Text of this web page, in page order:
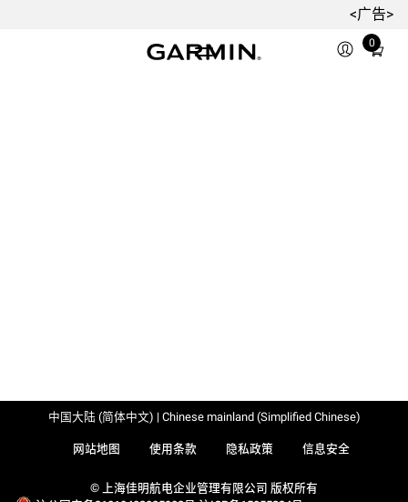
<广告>
0
Total
© 上海佳明航电企业管理有限公司 版权所有
网站地图 使用条款 隐私政策 信息安全
中国大陆 (简体中文) | Chinese mainland (Simplified Chinese)